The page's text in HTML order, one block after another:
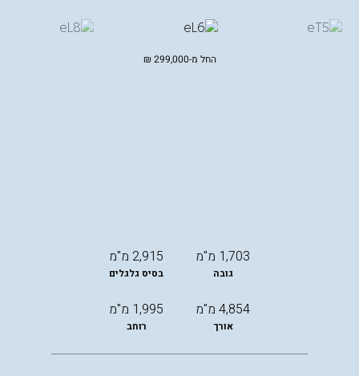
החל מ-299,000
₪
1,703 מ"מ
גובה
2,915 מ"מ
בסיס גלגלים
4,854 מ"מ
אורך
1,995 מ"מ
רוחב